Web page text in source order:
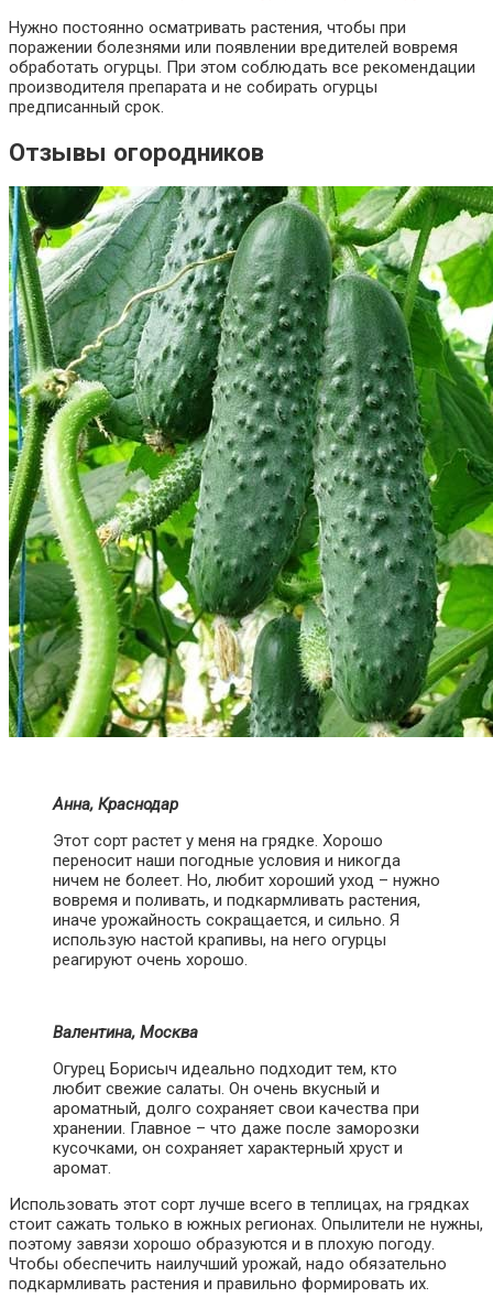
Нужно постоянно осматривать растения, чтобы при
поражении болезнями или появлении вредителей вовремя
обработать огурцы. При этом соблюдать все рекомендации
производителя препарата и не собирать огурцы
предписанный срок.
Отзывы огородников
Анна, Краснодар
Этот сорт растет у меня на грядке. Хорошо
переносит наши погодные условия и никогда
ничем не болеет. Но, любит хороший уход – нужно
вовремя и поливать, и подкармливать растения,
иначе урожайность сокращается, и сильно. Я
использую настой крапивы, на него огурцы
реагируют очень хорошо.
Валентина, Москва
Огурец Борисыч идеально подходит тем, кто
любит свежие салаты. Он очень вкусный и
ароматный, долго сохраняет свои качества при
хранении. Главное – что даже после заморозки
кусочками, он сохраняет характерный хруст и
аромат.
Использовать этот сорт лучше всего в теплицах, на грядках
стоит сажать только в южных регионах. Опылители не нужны,
поэтому завязи хорошо образуются и в плохую погоду.
Чтобы обеспечить наилучший урожай, надо обязательно
подкармливать растения и правильно формировать их.